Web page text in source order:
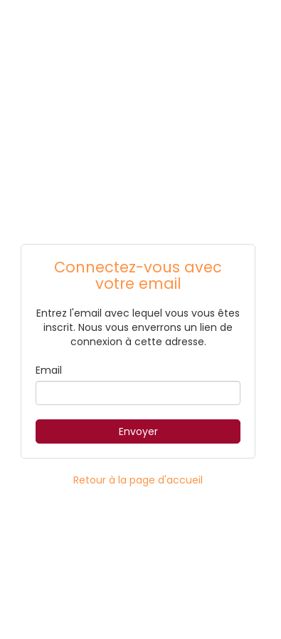
Connectez-vous avec
votre email
Entrez l'email avec lequel vous vous êtes
inscrit. Nous vous enverrons un lien de
connexion à cette adresse.
Email
Retour à la page d'accueil